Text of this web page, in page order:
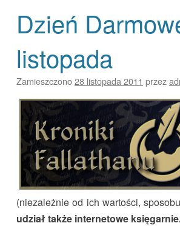
Dzień
listopada
Zamieszczono28 listopada 2011 przez
(niezależnie od ich wartości,
udział także internetowe